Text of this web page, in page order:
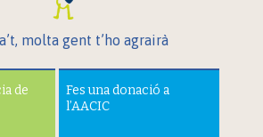
molta gent t’ho agrairà
de
Fes una donació a
l’AACIC